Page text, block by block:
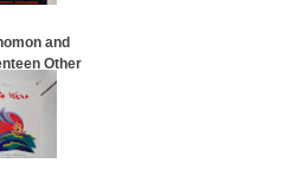
and
Other